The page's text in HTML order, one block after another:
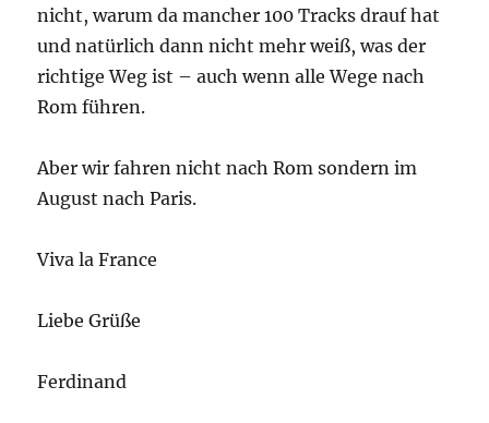
nicht, warum da mancher 100 Tracks drauf hat
und natürlich dann nicht mehr weiß, was der
richtige Weg ist – auch wenn alle Wege nach
Rom führen.
Aber wir fahren nicht nach Rom sondern im
August nach Paris.
Viva la France
Liebe Grüße
Ferdinand